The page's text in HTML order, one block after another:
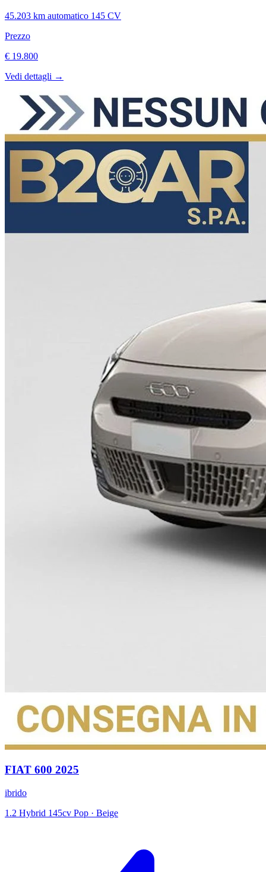
45.203 km automatico 145 CV
Prezzo
€ 19.800
Vedi dettagli →
FIAT 600 2025
ibrido
1.2 Hybrid 145cv Pop · Beige